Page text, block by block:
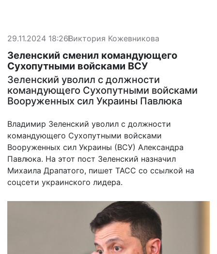
29.11.2024 18:26Виктория Кожевникова
Зеленский сменил командующего
Сухопутными войсками ВСУ
Зеленский уволил с должности
командующего Сухопутными войсками
Вооруженных сил Украины Павлюка
Владимир Зеленский уволил с должности
командующего Сухопутными войсками
Вооруженных сил Украины (ВСУ) Александра
Павлюка. На этот пост Зеленский назначил
Михаила Драпатого, пишет ТАСС со ссылкой на
соцсети украинского лидера.